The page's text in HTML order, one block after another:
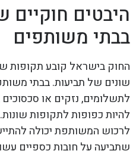
היבטים חוקיים
בבתי משותפים
החוק בישראל קובע תקופות
שונים של תביעות. בבתי
לתשלומים, נזקים או
להיות כפופות לתקופות
לרכוש המשותפת יכולה
שתביעה על חובות כספיים